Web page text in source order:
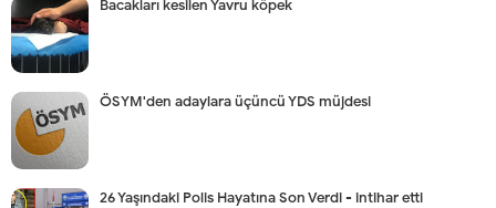
Bacakları kesilen Yavru köpek
ÖSYM'den adaylara üçüncü YDS müjdesi
26 Yaşındaki Polis Hayatına Son Verdi - intihar etti